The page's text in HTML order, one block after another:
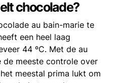
chocolade?
au bain-marie te
een heel laag
44 ºC. Met de au
de meeste controle over
meestal prima lukt om